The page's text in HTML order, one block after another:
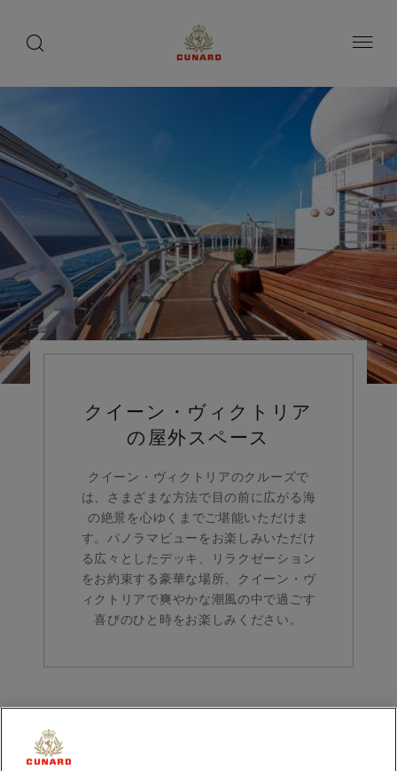
へ
プ
クイーン・ヴィクトリア
の屋外スペース
クイーン・ヴィクトリアのクルーズで
は、さまざまな方法で目の前に広がる海
の絶景を心ゆくまでご堪能いただけま
す。パノラマビューをお楽しみいただけ
る広々としたデッキ、リラクゼーション
をお約束する豪華な場所、クイーン・ヴ
ィクトリアで爽やかな潮風の中で過ごす
喜びのひと時をお楽しみください。